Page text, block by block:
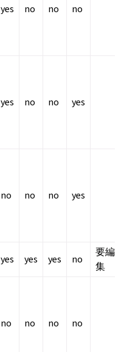
yes no no no
yes no no yes
no no no yes
yes yes yes no
要編
集
no no no no